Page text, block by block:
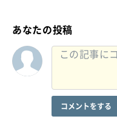
あなたの投稿
コメントをする